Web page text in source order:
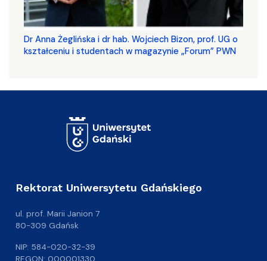
​​​​​​​Dr Anna Żeglińska i dr hab. Wojciech Bizon, prof. UG o
kształceniu i studentach w magazynie „Forum” PWN
Rektorat Uniwersytetu Gdańskiego
ul. prof. Marii Janion 7
80-309 Gdańsk
NIP: 584-020-32-39
REGON: 000001330